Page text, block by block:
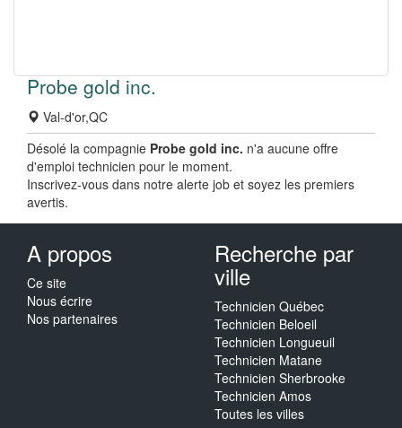
Probe gold inc.
Val-d'or,QC
Désolé la compagnie Probe gold inc. n'a aucune offre
d'emploi technicien pour le moment.
Inscrivez-vous dans notre alerte job et soyez les premiers
avertis.
A propos
Ce site
Nous écrire
Nos partenaires
Recherche par
ville
Technicien Québec
Technicien Beloeil
Technicien Longueuil
Technicien Matane
Technicien Sherbrooke
Technicien Amos
Toutes les villes